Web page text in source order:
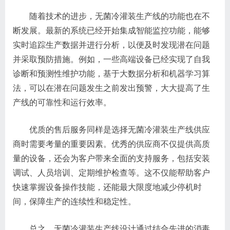
随着技术的进步，无菌冷灌装生产线的功能也在不
断发展。最新的系统已经开始集成智能监控功能，能够
实时追踪生产数据并进行分析，以便及时发现潜在问题
并采取预防措施。例如，一些高端设备已经实现了自我
诊断和预测性维护功能，基于大数据分析和机器学习算
法，可以在潜在问题发生之前发出预警，大大提高了生
产线的可靠性和运行效率。
优质的售后服务同样是选择无菌冷灌装生产线供应
商时需要考量的重要因素。优秀的供应商不仅提供高质
量的设备，还会为客户带来全面的支持服务，包括安装
调试、人员培训、定期维护检查等。这不仅能帮助客户
快速掌握设备操作技能，还能最大限度地减少停机时
间，保障生产的连续性和稳定性。